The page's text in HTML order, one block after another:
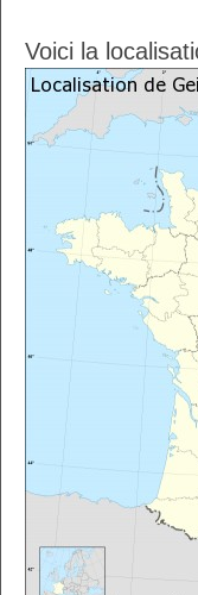
Voici la